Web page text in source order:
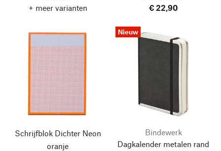
+ meer varianten
€ 22,90
Schrijfblok DichterNeon
oranje
Nieuw
Bindewerk
Dagkalender metalen rand